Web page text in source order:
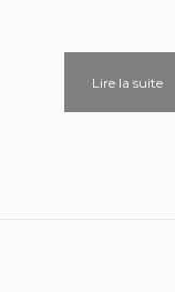
Lire la suite